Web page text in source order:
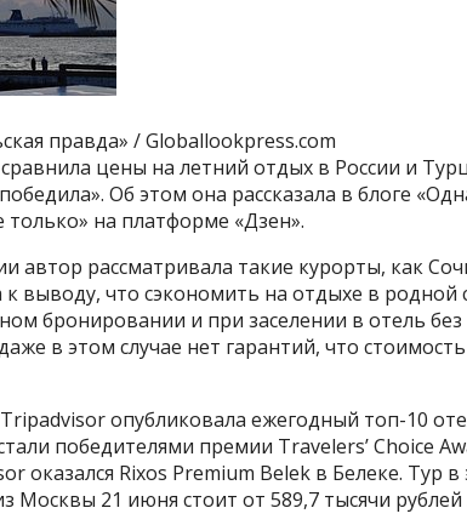
правда» / Globallookpress.com
цены на летний отдых в России и
Об этом она рассказала в блоге
только» на платформе «Дзен».
автор рассматривала такие курорты, как
выводу, что сэкономить на отдыхе в родной
бронировании и при заселении в отель
в этом случае нет гарантий, что
опубликовала ежегодный топ-10
победителями премии Travelers’ Choice
оказался Rixos Premium Belek в Белеке. Тур
Москвы 21 июня стоит от 589,7 тысячи рублей